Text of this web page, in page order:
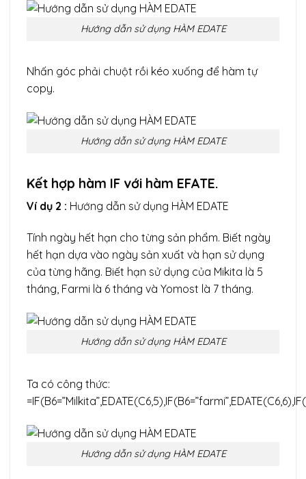
Hướng dẫn sử dụng HÀM EDATE
Nhấn góc phải chuột rồi kéo xuống để hàm tự
copy.
Hướng dẫn sử dụng HÀM EDATE
Kết hợp hàm IF với hàm EFATE.
Ví dụ 2 : Hướng dẫn sử dụng HÀM EDATE
Tính ngày hết hạn cho từng sản phẩm. Biết ngày
hết hạn dựa vào ngày sản xuất và hạn sử dụng
của từng hãng. Biết hạn sử dụng của Mikita là 5
tháng, Farmi là 6 tháng và Yomost là 7 tháng.
Hướng dẫn sử dụng HÀM EDATE
Ta có công thức:
Hướng dẫn sử dụng HÀM EDATE